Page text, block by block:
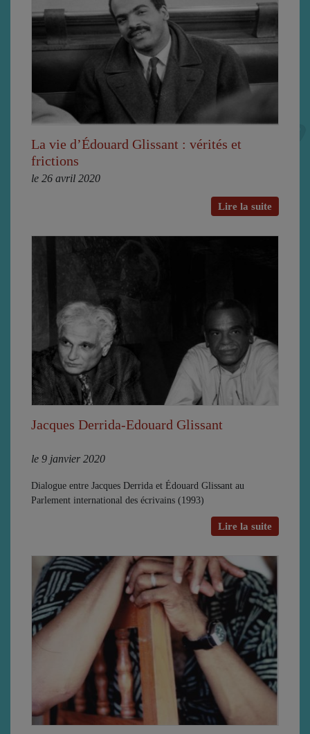
La vie d’Édouard Glissant : vérités et
frictions
le 26 avril 2020
Lire la suite
Jacques Derrida-Edouard Glissant
le 9 janvier 2020
Dialogue entre Jacques Derrida et Édouard Glissant au
Parlement international des écrivains (1993)
Lire la suite